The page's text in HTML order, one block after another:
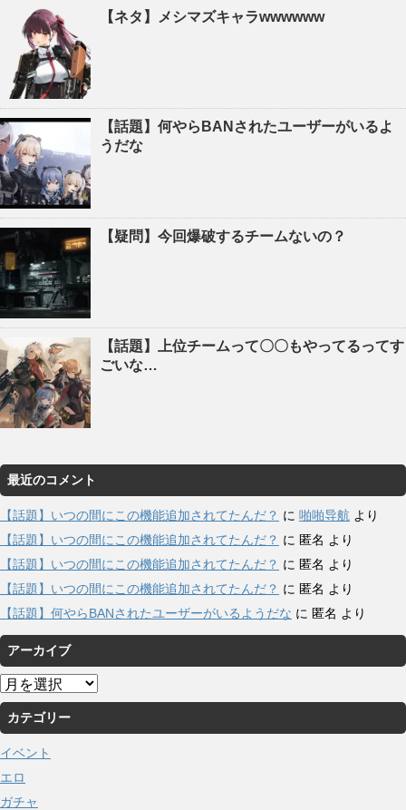
【ネタ】メシマズキャラwwwwww
【話題】何やらBANされたユーザーがいるよ
うだな
【疑問】今回爆破するチームないの？
【話題】上位チームって〇〇もやってるってす
ごいな…
最近のコメント
【話題】いつの間にこの機能追加されてたんだ？ に 啪啪导航 より
【話題】いつの間にこの機能追加されてたんだ？ に 匿名 より
【話題】いつの間にこの機能追加されてたんだ？ に 匿名 より
【話題】いつの間にこの機能追加されてたんだ？ に 匿名 より
【話題】何やらBANされたユーザーがいるようだな に 匿名 より
アーカイブ
ア
ー
カ
イ
ブ
カテゴリー
イベント
エロ
ガチャ